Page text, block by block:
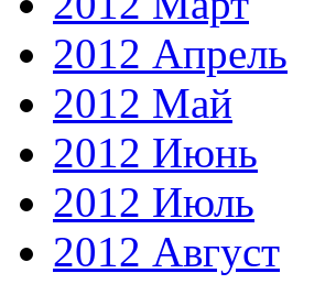
2012 Апрель
2012 Май
2012 Июнь
2012 Июль
2012 Август